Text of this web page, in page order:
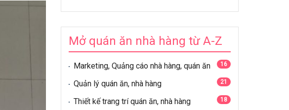
Mở quán ăn nhà hàng từ A-Z
Marketing, Quảng cáo nhà hàng, quán ăn 16
Quản lý quán ăn, nhà hàng 21
Thiết kế trang trí quán ăn, nhà hàng 18